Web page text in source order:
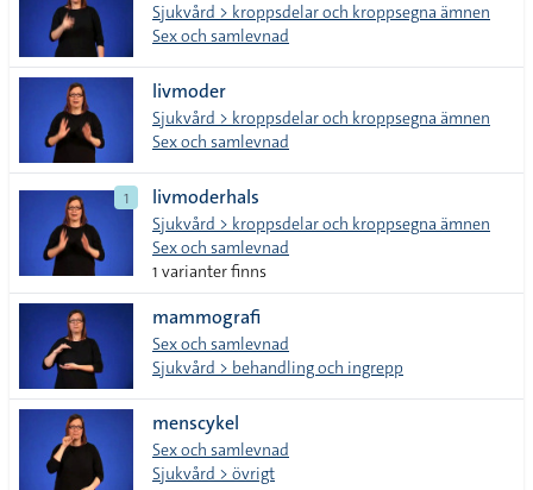
Sjukvård > kroppsdelar och kroppsegna ämnen
Sex och samlevnad
livmoder
Sjukvård > kroppsdelar och kroppsegna ämnen
Sex och samlevnad
1 livmoderhals
Sjukvård > kroppsdelar och kroppsegna ämnen
Sex och samlevnad
1 varianter finns
mammografi
Sex och samlevnad
Sjukvård > behandling och ingrepp
menscykel
Sex och samlevnad
Sjukvård > övrigt